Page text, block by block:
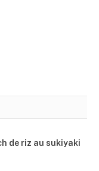
de riz au sukiyaki